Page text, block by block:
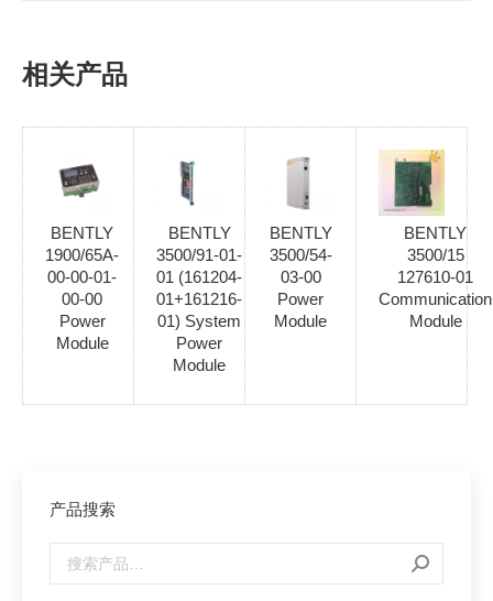
相关产品
BENTLY
1900/65A-
00-00-01-
00-00
Power
Module
BENTLY
3500/91-01-
01 (161204-
01+161216-
01) System
Power
Module
BENTLY
3500/54-
03-00
Power
Module
BENTLY
3500/15
127610-01
Communication
Module
产品搜索